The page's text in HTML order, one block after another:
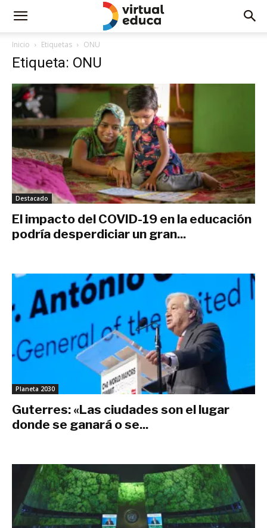
Inicio Etiquetas ONU
Etiqueta: ONU
Destacado
El impacto del COVID-19 en la educación
podría desperdiciar un gran...
Planeta 2030
Guterres: «Las ciudades son el lugar
donde se ganará o se...